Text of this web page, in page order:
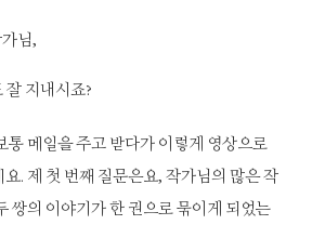
님,
지내시죠?
통 메일을 주고 받다가 이렇게 영상으로
. 제 첫 번째 질문은요, 작가님의 많은 작
쌍의 이야기가 한 권으로 묶이게 되었는